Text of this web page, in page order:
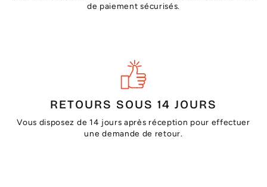
de paiement sécurisés.
RETOURS SOUS 14 JOURS
Vous disposez de 14 jours après réception pour effectuer
une demande de retour.